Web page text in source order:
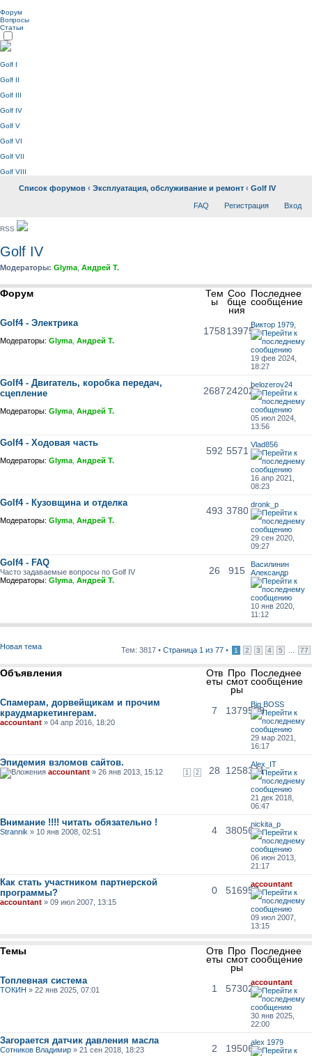
Форум
Вопросы
Статьи
Golf I
Golf II
Golf III
Golf IV
Golf V
Golf VI
Golf VII
Golf VIII
Список форумов ‹ Эксплуатация, обслуживание и ремонт ‹ Golf IV
FAQ Регистрация Вход
RSS
Golf IV
Модераторы: Glyma Андрей Т.
Форум Тем
ы
Соо
бще
ния
Последнее
сообщение
Golf4 - Электрика
Модераторы: Glyma Андрей Т.
175813975
Виктор 1979,
19 фев 2024,
18:27
Golf4 - Двигатель, коробка передач,
сцепление
Модераторы: Glyma Андрей Т.
268724202
belozerov24
05 июл 2024,
13:56
Golf4 - Ходовая часть
Модераторы: Glyma Андрей Т.
592 5571
Vlad856
16 апр 2021,
08:23
Golf4 - Кузовщина и отделка
Модераторы: Glyma Андрей Т.
493 3780
dronk_p
29 сен 2020,
09:27
Golf4 - FAQ
Часто задаваемые вопросы по Golf IV
Модераторы: Glyma Андрей Т.
26 915
Василинин
Александр
10 янв 2020,
11:12
Новая тема Тем: 3817 • Страница 1 из 77 • 1 2 3 4 5 77
Объявления Отв
еты
Про
смот
ры
Последнее
сообщение
Спамерам, дорвейщикам и прочим
краудмаркетингерам.
accountant » 04 апр 2016, 18:20
7 1379558
Big BOSS
29 мар 2021,
16:17
Эпидемия взломов сайтов.
1 2
accountant » 26 янв 2013, 15:12 28 1258341
Alex_IT
21 дек 2018,
06:47
Внимание !!!! читать обязательно !
Strannik » 10 янв 2008, 02:51 4 38056
nickita_p
06 июн 2013,
21:17
Как стать участником партнерской
программы?
accountant » 09 июл 2007, 13:15
0 516957
accountant
09 июл 2007,
13:15
Темы Отв
еты
Про
смот
ры
Последнее
сообщение
Топлевная система
ТОКИН » 22 янв 2025, 07:01 1 57302
accountant
30 янв 2025,
22:00
Загорается датчик давления масла
Сотников Владимир » 21 сен 2018, 18:23 2 19506
alex 1979